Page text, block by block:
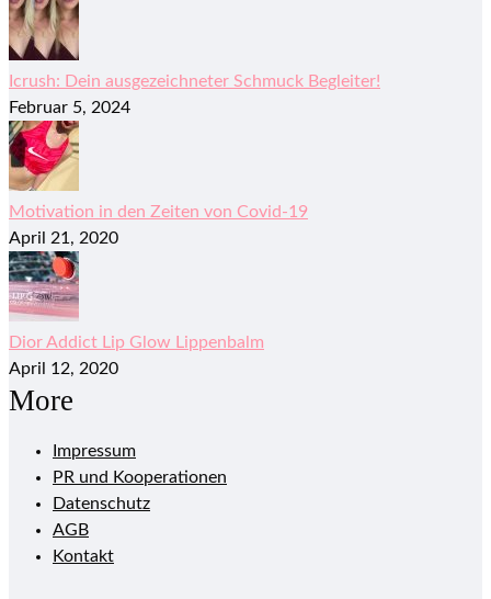
Icrush: Dein ausgezeichneter Schmuck Begleiter!
Februar 5, 2024
Motivation in den Zeiten von Covid-19
April 21, 2020
Dior Addict Lip Glow Lippenbalm
April 12, 2020
More
Impressum
PR und Kooperationen
Datenschutz
AGB
Kontakt